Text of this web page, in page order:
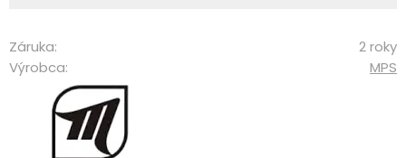
Záruka:
2 roky
Výrobca:
MPS